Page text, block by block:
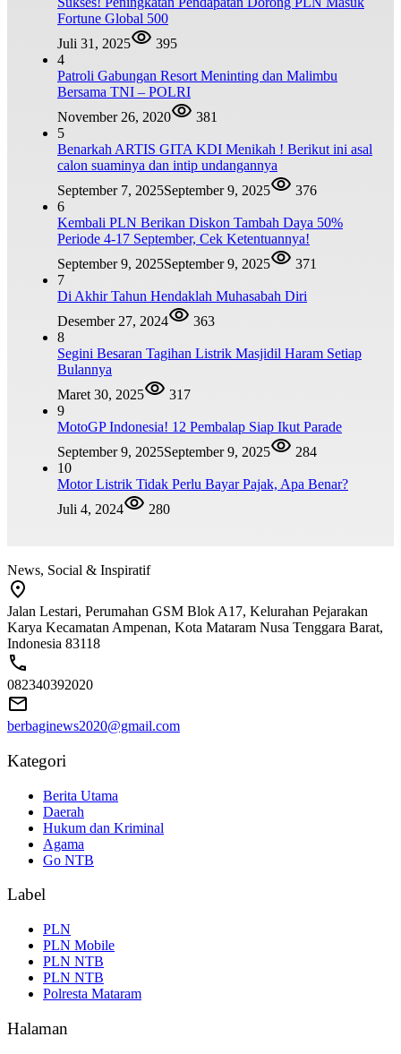
Fortune Global 500
Juli 31, 2025
395
4
Patroli Gabungan Resort Meninting dan Malimbu
Bersama TNI – POLRI
November 26, 2020
381
5
Benarkah ARTIS GITA KDI Menikah ! Berikut ini asal
calon suaminya dan intip undangannya
September 7, 2025September 9, 2025
376
6
Kembali PLN Berikan Diskon Tambah Daya 50%
Periode 4-17 September, Cek Ketentuannya!
September 9, 2025September 9, 2025
371
7
Di Akhir Tahun Hendaklah Muhasabah Diri
Desember 27, 2024
363
8
Segini Besaran Tagihan Listrik Masjidil Haram Setiap
Bulannya
Maret 30, 2025
317
9
MotoGP Indonesia! 12 Pembalap Siap Ikut Parade
September 9, 2025September 9, 2025
284
10
Motor Listrik Tidak Perlu Bayar Pajak, Apa Benar?
Juli 4, 2024
280
News, Social & Inspiratif
Jalan Lestari, Perumahan GSM Blok A17, Kelurahan Pejarakan
Karya Kecamatan Ampenan, Kota Mataram Nusa Tenggara Barat,
Indonesia 83118
082340392020
berbaginews2020@gmail.com
Kategori
Berita Utama
Daerah
Hukum dan Kriminal
Agama
Go NTB
Label
PLN
PLN Mobile
PLN NTB
PLN NTB
Polresta Mataram
Halaman